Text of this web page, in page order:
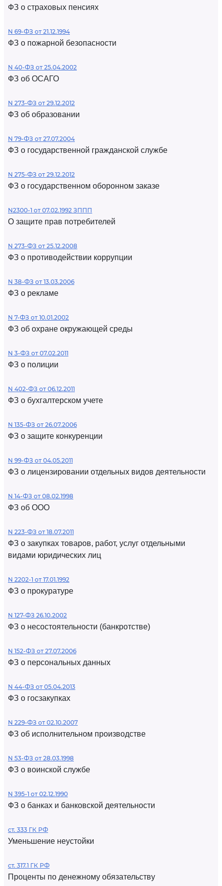
ФЗ о страховых пенсиях
N 69-ФЗ от 21.12.1994
ФЗ о пожарной безопасности
N 40-ФЗ от 25.04.2002
ФЗ об ОСАГО
N 273-ФЗ от 29.12.2012
ФЗ об образовании
N 79-ФЗ от 27.07.2004
ФЗ о государственной гражданской службе
N 275-ФЗ от 29.12.2012
ФЗ о государственном оборонном заказе
N2300-1 от 07.02.1992 ЗППП
О защите прав потребителей
N 273-ФЗ от 25.12.2008
ФЗ о противодействии коррупции
N 38-ФЗ от 13.03.2006
ФЗ о рекламе
N 7-ФЗ от 10.01.2002
ФЗ об охране окружающей среды
N 3-ФЗ от 07.02.2011
ФЗ о полиции
N 402-ФЗ от 06.12.2011
ФЗ о бухгалтерском учете
N 135-ФЗ от 26.07.2006
ФЗ о защите конкуренции
N 99-ФЗ от 04.05.2011
ФЗ о лицензировании отдельных видов деятельности
N 14-ФЗ от 08.02.1998
ФЗ об ООО
N 223-ФЗ от 18.07.2011
ФЗ о закупках товаров, работ, услуг отдельными
видами юридических лиц
N 2202-1 от 17.01.1992
ФЗ о прокуратуре
N 127-ФЗ 26.10.2002
ФЗ о несостоятельности (банкротстве)
N 152-ФЗ от 27.07.2006
ФЗ о персональных данных
N 44-ФЗ от 05.04.2013
ФЗ о госзакупках
N 229-ФЗ от 02.10.2007
ФЗ об исполнительном производстве
N 53-ФЗ от 28.03.1998
ФЗ о воинской службе
N 395-1 от 02.12.1990
ФЗ о банках и банковской деятельности
ст. 333 ГК РФ
Уменьшение неустойки
ст. 317.1 ГК РФ
Проценты по денежному обязательству